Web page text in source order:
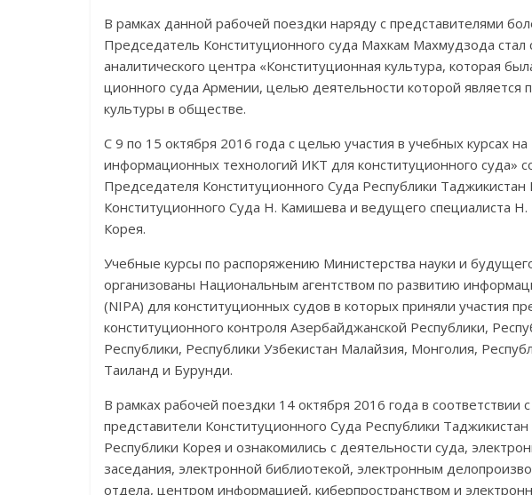
В рамках данной рабочей поездки наряду с представителями
Председатель Конституционного суда Махкам Махмудзода
аналитического центра «Конституционная культура, которая
ционного суда Армении, целью деятельности которой
культуры в обществе.
С 9 по 15 октября 2016 года с целью участия в учебных курсах на
информационных технологий ИКТ для конституционного суда»
Председателя Конституционного Суда Республики
Конституционного Суда Н. Камишева и ведущего специалиста
Корея.
Учебные курсы по распоряжению Министерства науки и
организованы Национальным агентством по развитию
(NIPA) для конституционных судов в которых приняли участия
конституционного контроля Азербайджанской Республики,
Республики, Республики Узбекистан Малайзия, Монголия,
Таиланд и Бурунди.
В рамках рабочей поездки 14 октября 2016 года в соответствии
представители Конституционного Суда Республики
Республики Корея и ознакомились с деятельности суда,
заседания, электронной библиотекой, электронным
отдела, центром информацией, киберпространством и